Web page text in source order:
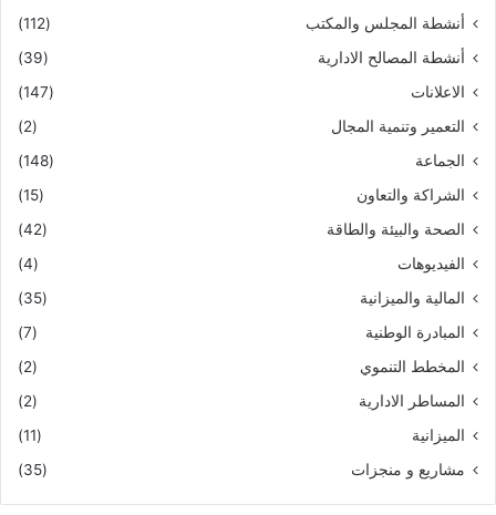
أنشطة المجلس والمكتب
(112)
أنشطة المصالح الادارية
(39)
الاعلانات
(147)
التعمير وتنمية المجال
(2)
الجماعة
(148)
الشراكة والتعاون
(15)
الصحة والبيئة والطاقة
(42)
الفيديوهات
(4)
المالية والميزانية
(35)
المبادرة الوطنية
(7)
المخطط التنموي
(2)
المساطر الادارية
(2)
الميزانية
(11)
مشاريع و منجزات
(35)